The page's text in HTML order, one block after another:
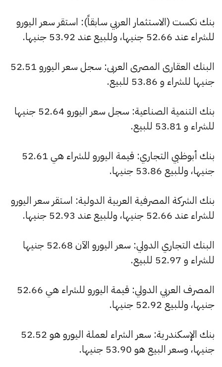
بنك نكست (الاستثمار العربي سابقاً): استقر سعر اليورو
للشراء عند 52.66 جنيها، وللبيع عند 53.92 جنيها.
البنك العقارى المصرى العربى: سجل سعر اليورو 52.51
جنيها للشراء و 53.86 للبيع.
بنك التنمية الصناعية: سجل سعر اليورو 52.64 جنيها
للشراء و 53.81 للبيع.
بنك أبوظبي التجاري: قيمة اليورو للشراء هي 52.61
جنيها، وللبيع 53.86 جنيها.
بنك الشركة المصرفية العربية الدولية: استقر سعر اليورو
للشراء عند 52.66 جنيها، وللبيع عند 52.93 جنيها.
البنك التجاري الدولي: سعر اليورو الآن 52.68 جنيها
للشراء و 52.97 للبيع.
المصرف العربي الدولي: قيمة اليورو للشراء هي 52.66
جنيها، وللبيع 52.92 جنيها.
بنك الإسكندرية: سعر الشراء لعملة اليورو هو 52.52
جنيها، وسعر البيع هو 53.90 جنيها.